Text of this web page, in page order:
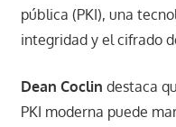
pública (PKI), una
integridad y el cifrado
Dean Coclin destaca
PKI moderna puede